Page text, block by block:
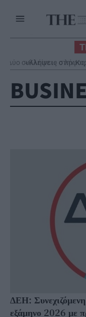
«Κλείνει» ο λόφος
ΔΕΗ:
εξάμηνο 2026 με